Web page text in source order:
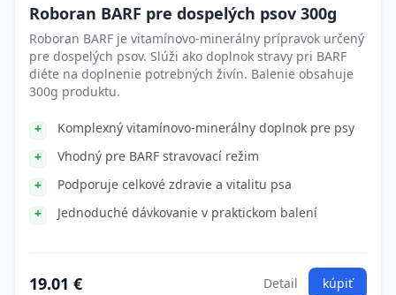
Roboran BARF pre dospelých psov 300g
Roboran BARF je vitamínovo-minerálny prípravok určený
pre dospelých psov. Slúži ako doplnok stravy pri BARF
diéte na doplnenie potrebných živín. Balenie obsahuje
300g produktu.
Komplexný vitamínovo-minerálny doplnok pre psy
Vhodný pre BARF stravovací režim
Podporuje celkové zdravie a vitalitu psa
Jednoduché dávkovanie v praktickom balení
19.01 € Detail kúpiť